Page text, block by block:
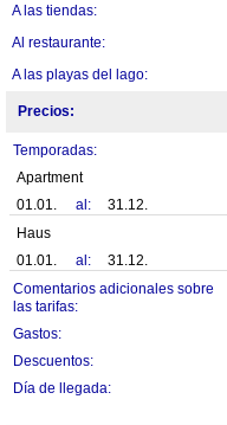
A las tiendas:
Al restaurante:
A las playas del lago:
Precios:
Temporadas:
Apartment
01.01.
al: 31.12.
Haus
01.01.
al: 31.12.
Comentarios adicionales sobre
las tarifas:
Gastos:
Descuentos:
Día de llegada: